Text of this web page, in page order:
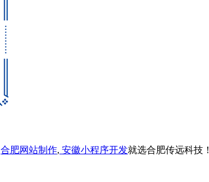
合肥网站制作, 安徽小程序开发就选合肥传远科技！